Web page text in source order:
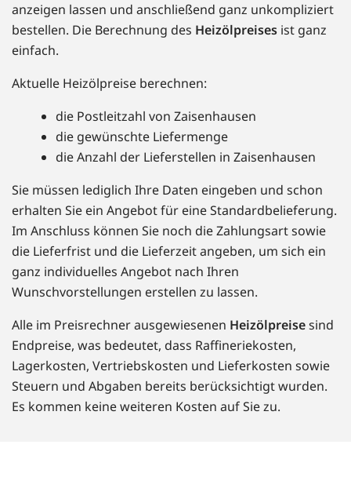
anzeigen lassen und anschließend ganz unkompliziert
bestellen. Die Berechnung des Heizölpreises ist ganz
einfach.
Aktuelle Heizölpreise berechnen:
die Postleitzahl von Zaisenhausen
die gewünschte Liefermenge
die Anzahl der Lieferstellen in Zaisenhausen
Sie müssen lediglich Ihre Daten eingeben und schon
erhalten Sie ein Angebot für eine Standardbelieferung.
Im Anschluss können Sie noch die Zahlungsart sowie
die Lieferfrist und die Lieferzeit angeben, um sich ein
ganz individuelles Angebot nach Ihren
Wunschvorstellungen erstellen zu lassen.
Alle im Preisrechner ausgewiesenen Heizölpreisesind
Endpreise, was bedeutet, dass Raffineriekosten,
Lagerkosten, Vertriebskosten und Lieferkosten sowie
Steuern und Abgaben bereits berücksichtigt wurden.
Es kommen keine weiteren Kosten auf Sie zu.